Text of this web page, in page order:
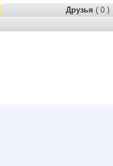
Друзья ( 0 )